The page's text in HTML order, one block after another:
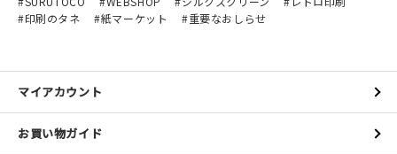
印刷のタネ
紙マーケット 重要なおしらせ
マイアカウント
お買い物ガイド